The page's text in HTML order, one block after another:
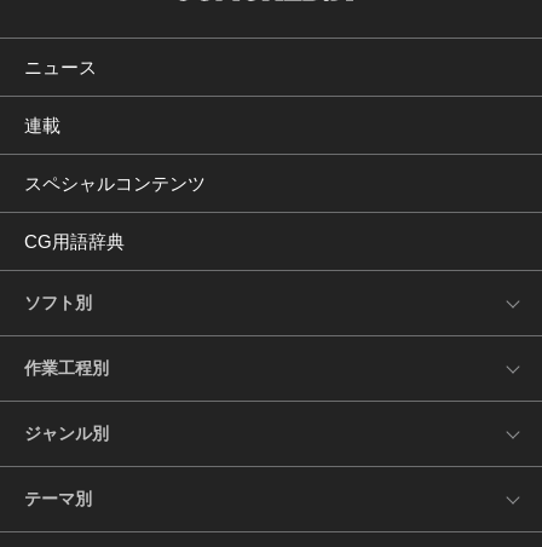
ニュース
連載
スペシャルコンテンツ
CG用語辞典
ソフト別
作業工程別
ジャンル別
テーマ別